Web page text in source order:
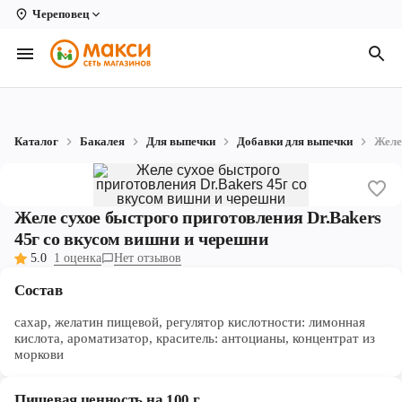
Череповец
Вологда
Архангельск
Кирово-Чепецк
Котлас
Рыбинск
Каталог Бакалея Для выпечки Добавки для выпечки Желе
Желе сухое быстрого приготовления Dr.Bakers
45г со вкусом вишни и черешни
5.0 1 оценка Нет отзывов
Состав
сахар, желатин пищевой, регулятор кислотности: лимонная
кислота, ароматизатор, краситель: антоцианы, концентрат из
моркови